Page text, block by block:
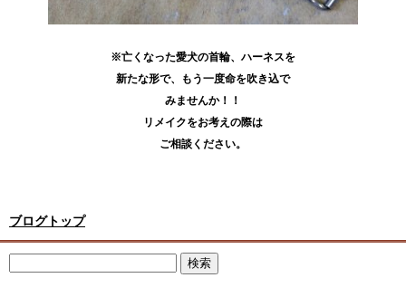
※亡くなった愛犬の首輪、ハーネスを
新たな形で、もう一度命を吹き込で
みませんか！！
リメイクをお考えの際は
ご相談ください。
ブログトップ